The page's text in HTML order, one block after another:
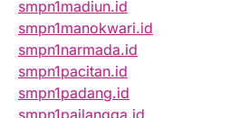
smpn1madiun.id
smpn1manokwari.id
smpn1narmada.id
smpn1pacitan.id
smpn1padang.id